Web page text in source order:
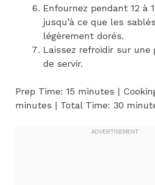
Enfournez pendant 12 à
jusqu’à ce que les
légèrement dorés.
Laissez refroidir sur une
de servir.
Prep Time: 15 minutes |
minutes | Total Time: 30